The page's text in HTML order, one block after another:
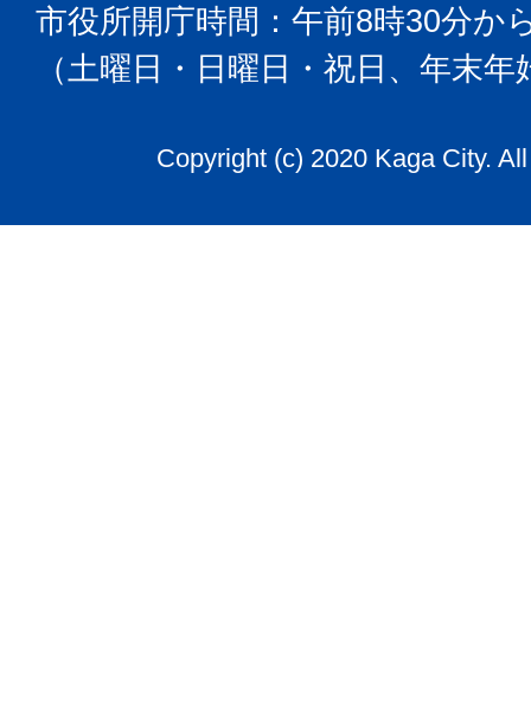
市役所開庁時間：午前8時30分か
（土曜日・日曜日・祝日、年末
Copyright (c) 2020 Kaga City.